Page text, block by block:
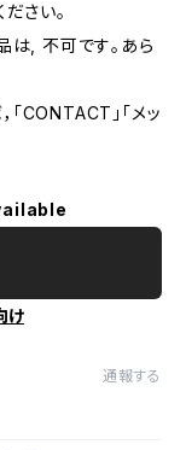
さい。
は, 不可です｡あら
CONTACT」「メッ
け
通報する